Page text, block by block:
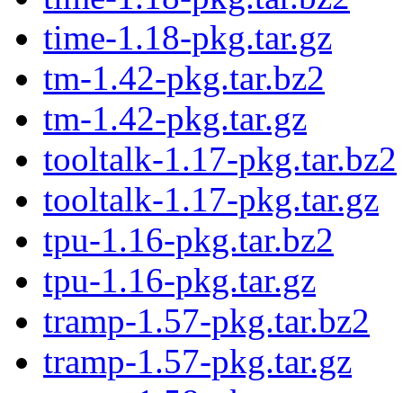
time-1.18-pkg.tar.gz
tm-1.42-pkg.tar.bz2
tm-1.42-pkg.tar.gz
tooltalk-1.17-pkg.tar.bz2
tooltalk-1.17-pkg.tar.gz
tpu-1.16-pkg.tar.bz2
tpu-1.16-pkg.tar.gz
tramp-1.57-pkg.tar.bz2
tramp-1.57-pkg.tar.gz